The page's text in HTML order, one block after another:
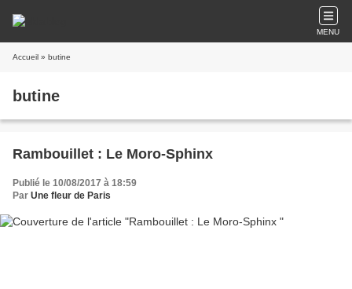
MENU
Accueil » butine
butine
Rambouillet : Le Moro-Sphinx
Publié le 10/08/2017 à 18:59
Par Une fleur de Paris